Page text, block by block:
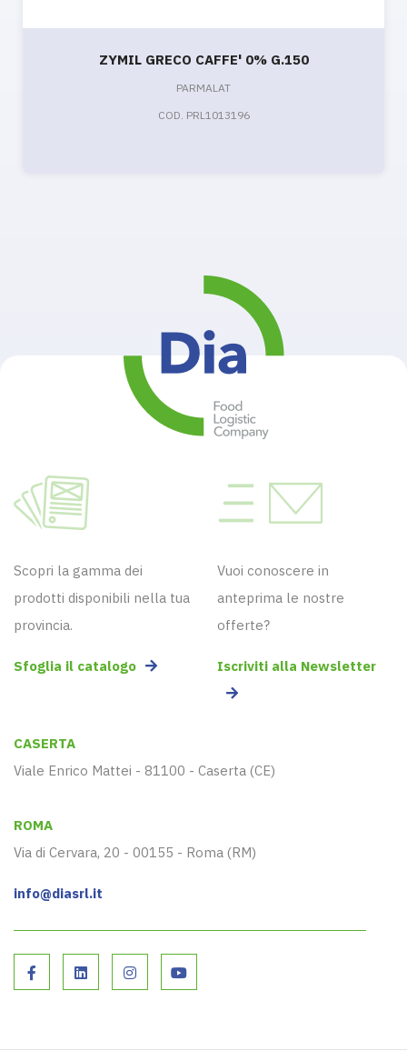
ZYMIL GRECO CAFFE' 0% G.150
PARMALAT
COD. PRL1013196
Scopri la gamma dei
prodotti disponibili nella tua
provincia.
Sfoglia il catalogo
Vuoi conoscere in
anteprima le nostre
offerte?
Iscriviti alla Newsletter
CASERTA
Viale Enrico Mattei - 81100 - Caserta (CE)
ROMA
Via di Cervara, 20 - 00155 - Roma (RM)
info@diasrl.it